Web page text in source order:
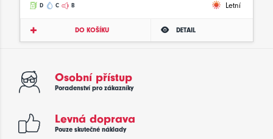
D C B Letní
DO KOŠÍKU DETAIL
Osobní přístup
Poradenství pro zákazníky
Levná doprava
Pouze skutečné náklady